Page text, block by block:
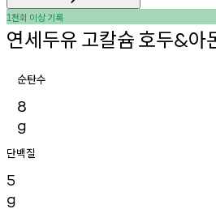
1천회 이상기록
연세두유고칼슘호두&아
순탄수
8
g
단백질
5
g